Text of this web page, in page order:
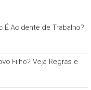
É Acidente de Trabalho?
Filho? Veja Regras e